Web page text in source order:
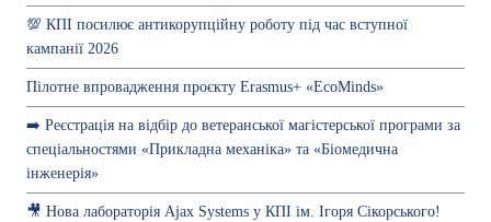
💯 КПІ посилює антикорупційну роботу під час вступної
кампанії 2026
Пілотне впровадження проєкту Erasmus+ «EcoMinds»
➡️ Реєстрація на відбір до ветеранської магістерської програми за
спеціальностями «Прикладна механіка» та «Біомедична
інженерія»
🎥 Нова лабораторія Ajax Systems у КПІ ім. Ігоря Сікорського!